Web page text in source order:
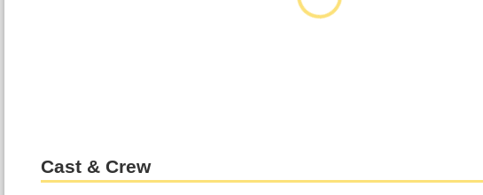
Cast & Crew